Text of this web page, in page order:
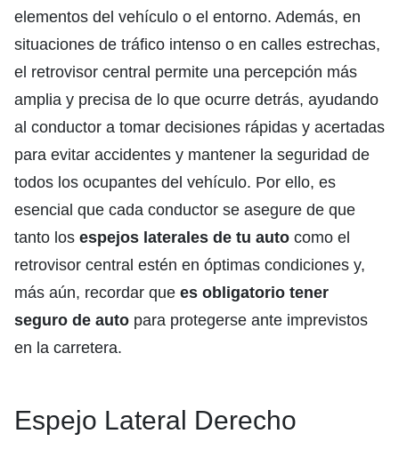
elementos del vehículo o el entorno. Además, en
situaciones de tráfico intenso o en calles estrechas,
el retrovisor central permite una percepción más
amplia y precisa de lo que ocurre detrás, ayudando
al conductor a tomar decisiones rápidas y acertadas
para evitar accidentes y mantener la seguridad de
todos los ocupantes del vehículo. Por ello, es
esencial que cada conductor se asegure de que
tanto los espejos laterales de tu auto como el
retrovisor central estén en óptimas condiciones y,
más aún, recordar que es obligatorio tener
seguro de auto para protegerse ante imprevistos
en la carretera.
Espejo Lateral Derecho